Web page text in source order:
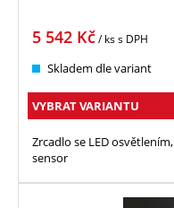
5 542 Kč/ kss DPH
Skladem dle variant
VYBRAT VARIANTU
Zrcadlo se LED
sensor